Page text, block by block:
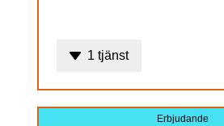
1 tjänst
Erbjudande